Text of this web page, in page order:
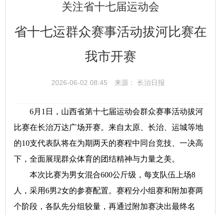
关注省十七届运动会
省十七运群众赛事活动拔河比赛在
我市开赛
2026-06-02 08:45 来源： 长治日报
6月1日，山西省第十七届运动会群众赛事活动拔河
比赛在长治万达广场开赛。来自太原、长治、运城等地
的10支代表队将在为期两天的赛程中同台竞技、一决高
下，全面展现群众体育的团结精神与力量之美。
本次比赛为男女混合600公斤级，每支队伍上场8
人，采用6男2女的参赛配置。赛程分小组赛和附加赛两
个阶段，各队先分组较量，再通过附加赛决出最终名